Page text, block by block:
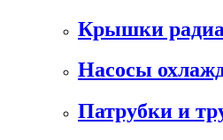
Крышки
Насосы
Патрубки и